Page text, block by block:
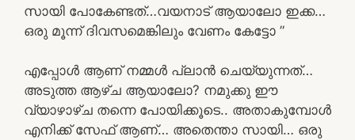
സായി പോകേണ്ടത്…വയനാട് ആയാലോ ഇക്ക…
ഒരു മൂന്ന് ദിവസമെങ്കിലും വേണം കേട്ടോ ”
എപ്പോൾ ആണ് നമ്മൾ പ്ലാൻ ചെയ്യുന്നത്…
അടുത്ത ആഴ്ച ആയാലോ? നമുക്കു ഈ
വ്യാഴാഴ്ച തന്നെ പോയിക്കൂടെ.. അതാകുമ്പോൾ
എനിക്ക് സേഫ് ആണ്… അതെന്താ സായി… ഒരു